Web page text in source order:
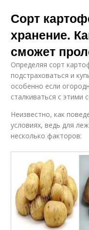
Сорт
хранение.
сможет
Определяя сорт
подстраховаться и
особенно если
сталкиваться с этими
Неизвестно, как
условиях, ведь для
несколько факторов: